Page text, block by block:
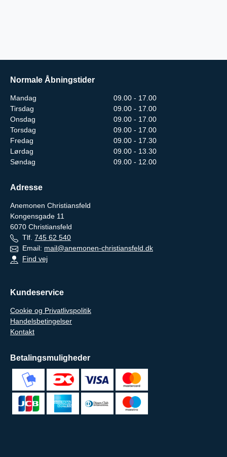
Normale Åbningstider
Mandag
09.00 - 17.00
Tirsdag
09.00 - 17.00
Onsdag
09.00 - 17.00
Torsdag
09.00 - 17.00
Fredag
09.00 - 17.30
Lørdag
09.00 - 13.30
Søndag
09.00 - 12.00
Adresse
Anemonen Christiansfeld
Kongensgade 11
6070 Christiansfeld
Tlf. 745 62 540
Email: mail@anemonen-christiansfeld.dk
Find vej
Kundeservice
Cookie og Privatlivspolitik
Handelsbetingelser
Kontakt
Betalingsmuligheder